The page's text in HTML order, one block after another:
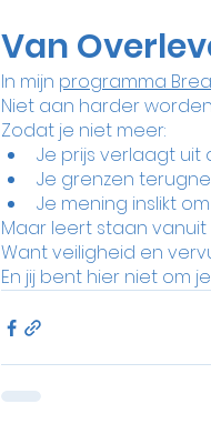
Van
In mijn programma
Niet aan harder
Zodat je niet meer:
Je prijs verlaagt uit
Je grenzen
Je mening inslikt
Maar leert staan vanuit
Want veiligheid en
En jij bent hier niet om